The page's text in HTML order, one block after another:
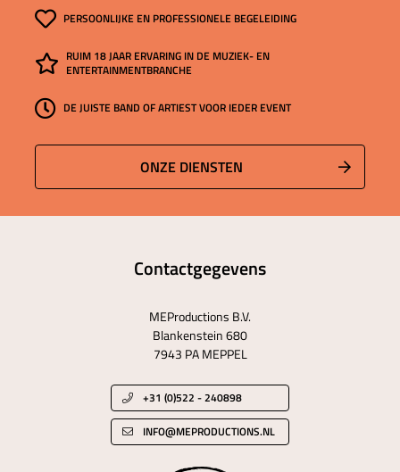
PERSOONLIJKE EN PROFESSIONELE BEGELEIDING
RUIM 18 JAAR ERVARING IN DE MUZIEK- EN
ENTERTAINMENTBRANCHE
DE JUISTE BAND OF ARTIEST VOOR IEDER EVENT
ONZE DIENSTEN
Contactgegevens
MEProductions B.V.
Blankenstein 680
7943 PA MEPPEL
+31 (0)522 - 240898
INFO@MEPRODUCTIONS.NL